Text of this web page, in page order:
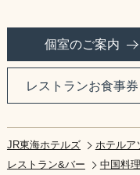
個室のご案内
レストランお食事券
JR東海ホテルズ
ホテルア
レストラン&バー
中国料